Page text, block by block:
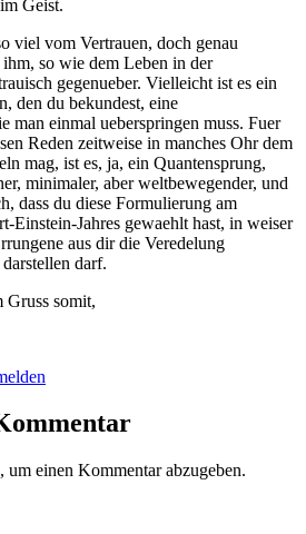
Geist.
viel vom Vertrauen, doch genau
ihm, so wie dem Leben in der
gegenueber. Vielleicht ist es ein
den du bekundest, eine
man einmal ueberspringen muss. Fuer
Reden zeitweise in manches Ohr dem
mag, ist es, ja, ein Quantensprung,
minimaler, aber weltbewegender, und
dass du diese Formulierung am
Einstein-Jahres gewaehlt hast, in weiser
aus dir die Veredelung
darf.
Gruss somit,
um einen Kommentar abzugeben.